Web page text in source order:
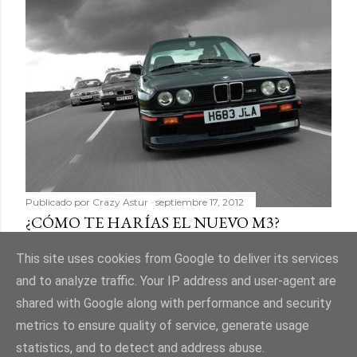
Publicado por Crazy Astur septiembre 17, 2012
¿CÓMO TE HARÍAS EL NUEVO M3?
Con la tecnología de Blogger
This site uses cookies from Google to deliver its services
and to analyze traffic. Your IP address and user-agent are
shared with Google along with performance and security
metrics to ensure quality of service, generate usage
statistics, and to detect and address abuse.